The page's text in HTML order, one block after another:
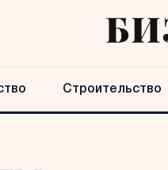
Строительство